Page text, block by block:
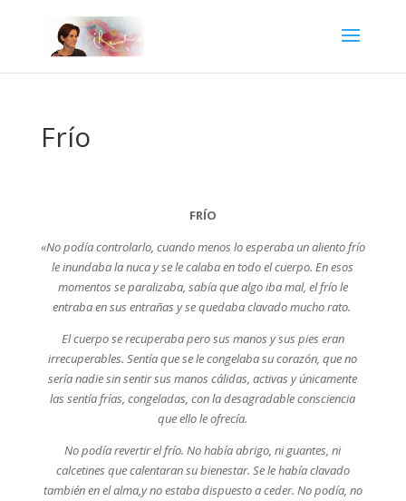
Frío
FRÍO
«No podía controlarlo, cuando menos lo esperaba un aliento frío
le inundaba la nuca y se le calaba en todo el cuerpo. En esos
momentos se paralizaba, sabía que algo iba mal, el frío le
entraba en sus entrañas y se quedaba clavado mucho rato.
El cuerpo se recuperaba pero sus manos y sus pies eran
irrecuperables. Sentía que se le congelaba su corazón, que no
sería nadie sin sentir sus manos cálidas, activas y únicamente
las sentía frías, congeladas, con la desagradable consciencia
que ello le ofrecía.
No podía revertir el frío. No había abrigo, ni guantes, ni
calcetines que calentaran su bienestar. Se le había clavado
también en el alma,y no estaba dispuesto a ceder. No podía, no